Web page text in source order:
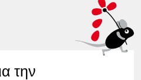
την